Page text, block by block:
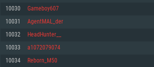
Memória: 4GB
Placa Gráfica: Placa com DirectX 11: AMD Radeon
GTX 660. Resolução mínima suportada: 720p
Network: Internet de banda larga.
Disco: 23,1 GB
Memória: 6 GB
Placa Gráfica: Intel Iris Pro 5200 (Mac),
Resolução mínima suportada: 720p com suporte
Network: Internet de banda larga.
Disco: 21,5 GB
Memória: 4 GB
Placa Gráfica: NVIDIA 660 com os drivers mais
meses) / equivalentes AMD com os drivers mais
Vulkan (não mais de 6 meses); Resolução mínima
Network: Internet de banda larga.
Disco: 21,5 GB
10030 Gameboy607
10031 AgentMAL_der
10032 HeadHunter__
10033 a1072079074
10034 Reborn_M50